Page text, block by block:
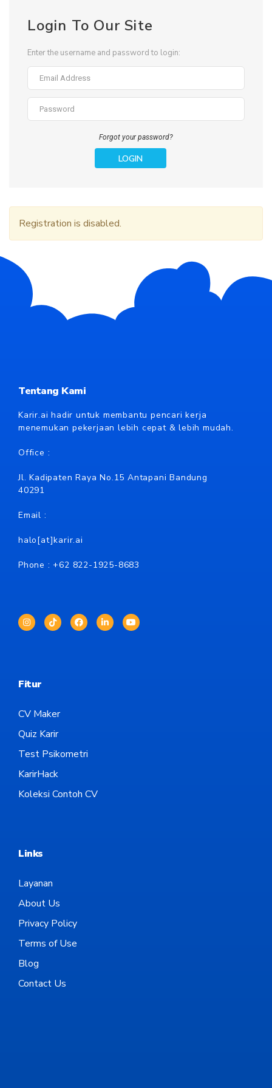
Login To Our Site
Enter the username and password to login:
Forgot your password?
LOGIN
Registration is disabled.
Tentang Kami
Karir.ai hadir untuk membantu pencari kerja
menemukan pekerjaan lebih cepat & lebih mudah.
Office :
Jl. Kadipaten Raya No.15 Antapani Bandung
40291
Email :
halo[at]karir.ai
Phone : +62 822-1925-8683
Fitur
CV Maker
Quiz Karir
Test Psikometri
KarirHack
Koleksi Contoh CV
Links
Layanan
About Us
Privacy Policy
Terms of Use
Blog
Contact Us